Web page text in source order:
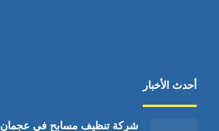
أحدث الأخبار
شركة تنظيف مسابح في عجمان